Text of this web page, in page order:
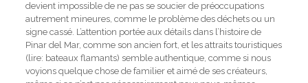
devient impossible de ne pas se soucier de préoccupations
autrement mineures, comme le problème des déchets ou un
signe cassé. L’attention portée aux détails dans l’histoire de
Pinar del Mar, comme son ancien fort, et les attraits touristiques
(lire: bateaux flamants) semble authentique, comme si nous
voyions quelque chose de familier et aimé de ses créateurs,